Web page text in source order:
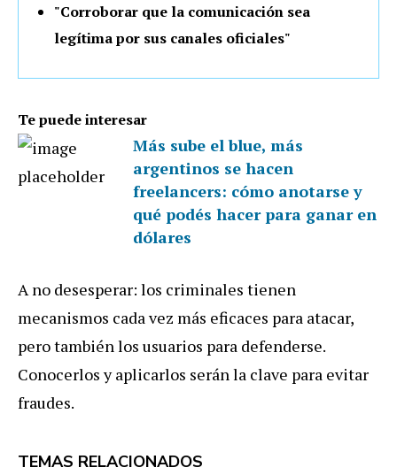
"Corroborar que la comunicación sea
legítima por sus canales oficiales"
Te puede interesar
Más sube el blue, más
argentinos se hacen
freelancers: cómo anotarse y
qué podés hacer para ganar en
dólares
A no desesperar: los criminales tienen
mecanismos cada vez más eficaces para atacar,
pero también los usuarios para defenderse.
Conocerlos y aplicarlos serán la clave para evitar
fraudes.
TEMAS RELACIONADOS